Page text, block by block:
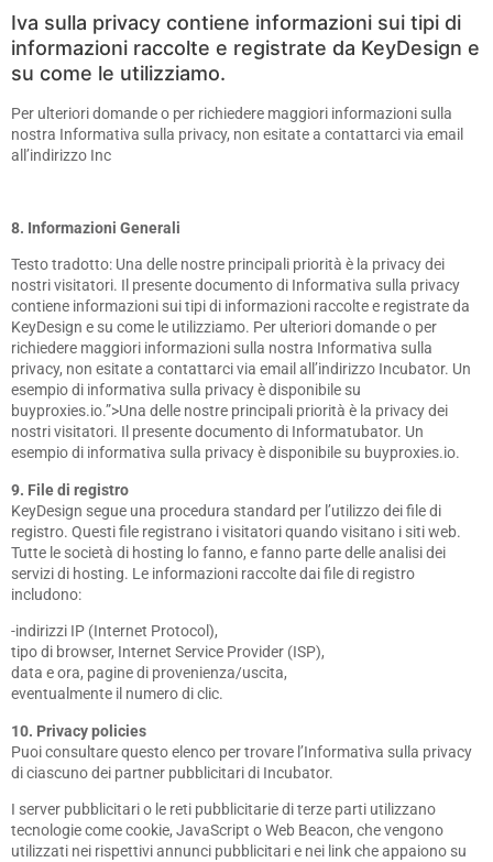
Iva sulla privacy contiene informazioni sui tipi di
informazioni raccolte e registrate da KeyDesign e
su come le utilizziamo.
Per ulteriori domande o per richiedere maggiori informazioni sulla
nostra Informativa sulla privacy, non esitate a contattarci via email
all’indirizzo Inc
8. Informazioni Generali
Testo tradotto: Una delle nostre principali priorità è la privacy dei
nostri visitatori. Il presente documento di Informativa sulla privacy
contiene informazioni sui tipi di informazioni raccolte e registrate da
KeyDesign e su come le utilizziamo. Per ulteriori domande o per
richiedere maggiori informazioni sulla nostra Informativa sulla
privacy, non esitate a contattarci via email all’indirizzo Incubator. Un
esempio di informativa sulla privacy è disponibile su
buyproxies.io.”>Una delle nostre principali priorità è la privacy dei
nostri visitatori. Il presente documento di Informatubator. Un
esempio di informativa sulla privacy è disponibile su buyproxies.io.
9. File di registro
KeyDesign segue una procedura standard per l’utilizzo dei file di
registro. Questi file registrano i visitatori quando visitano i siti web.
Tutte le società di hosting lo fanno, e fanno parte delle analisi dei
servizi di hosting. Le informazioni raccolte dai file di registro
includono:
-indirizzi IP (Internet Protocol),
tipo di browser, Internet Service Provider (ISP),
data e ora, pagine di provenienza/uscita,
eventualmente il numero di clic.
10. Privacy policies
Puoi consultare questo elenco per trovare l’Informativa sulla privacy
di ciascuno dei partner pubblicitari di Incubator.
I server pubblicitari o le reti pubblicitarie di terze parti utilizzano
tecnologie come cookie, JavaScript o Web Beacon, che vengono
utilizzati nei rispettivi annunci pubblicitari e nei link che appaiono su